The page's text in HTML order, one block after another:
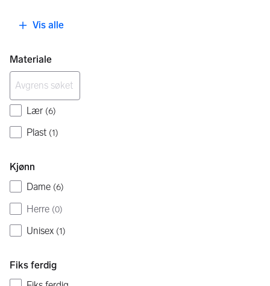
Vis alle
Materiale
Lær (6)
Plast (1)
Kjønn
Dame (6)
Herre (0)
Unisex (1)
Fiks ferdig